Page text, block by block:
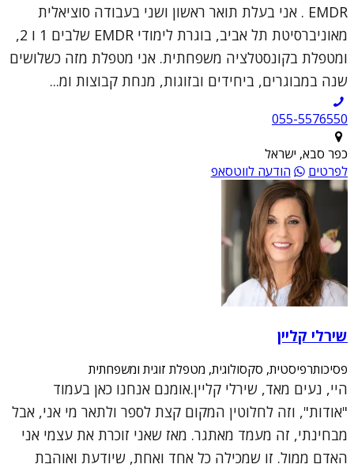
EMDR . אני בעלת תואר ראשון ושני בעבודה סוציאלית
מאוניברסיטת תל אביב, בוגרת לימודי EMDR שלבים 1 ו 2,
ומטפלת בקונסטלציה משפחתית. אני מטפלת מזה כשלושים
שנה במבוגרים, ביחידים ובזוגות, מנחת קבוצות ומ...
055-5576550
כפר סבא, ישראל
לפרטים
הודעה לווטסאפ
שירלי קליין
פסיכותרפיסטית, סקסולוגית, מטפלת זוגית ומשפחתית
היי, נעים מאד, שירלי קליין.אומנם אנחנו כאן בעמוד
"אודות", וזה לחלוטין המקום קצת לספר ולתאר מי אני, אבל
מבחינתי, זה מעמד מאתגר. מאז שאני זוכרת את עצמי אני
האדם ממול. זו שמכילה כל אחד ואחת, שיודעת ואוהבת